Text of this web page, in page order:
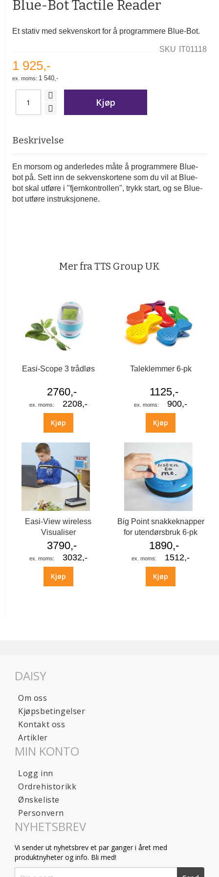
av
Blue-Bot Tactile Reader
Et stativ med sekvenskort for å programmere Blue-Bot.
SKU IT01118
1 925,-
1 540,-
Kjøp
Beskrivelse
En morsom og anderledes måte å programmere Blue-
bot på. Sett inn de sekvenskortene som du vil at Blue-
bot skal utføre i "fjernkontrollen", trykk start, og se Blue-
bot utføre instruksjonene.
Mer fra TTS Group UK
Easi-Scope 3 trådløs
2760,-
2208,-
Kjøp
Taleklemmer 6-pk
1125,-
900,-
Kjøp
Easi-View wireless
Visualiser
3790,-
3032,-
Kjøp
Big Point snakkeknapper
for utendørsbruk 6-pk
1890,-
1512,-
Kjøp
DAISY
Om oss
Kjøpsbetingelser
Kontakt oss
Artikler
MIN KONTO
Logg inn
Ordrehistorikk
Ønskeliste
Personvern
NYHETSBREV
Vi sender ut nyhetsbrev et par ganger i året med
produktnyheter og info. Bli med!